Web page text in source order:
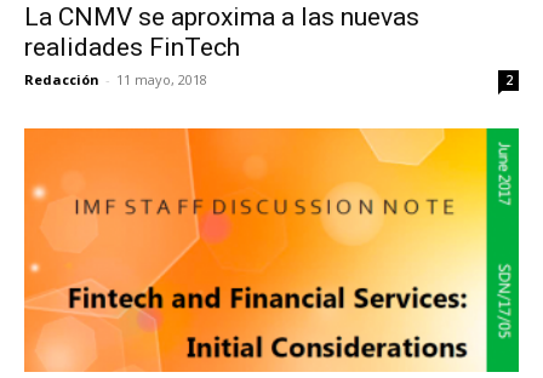
La CNMV se aproxima a las nuevas
realidades FinTech
Redacción - 11 mayo, 2018 2